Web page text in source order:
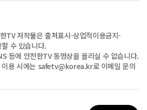
k_safetv/
http://tv.naver.com/nema
TV 저작물은출처표시-상업적이용금지-
수 있습니다.
등에 안전한TV 동영상을 올리실 수 없습니다.
이용 시에는 safetv@korea.kr로 이메일 문의